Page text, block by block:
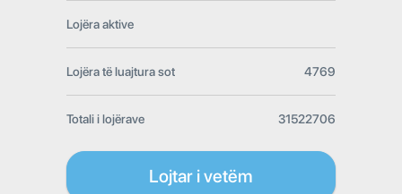
Lojëra aktive
Lojëra të luajtura sot 4769
Totali i lojërave 31522706
Lojtar i vetëm